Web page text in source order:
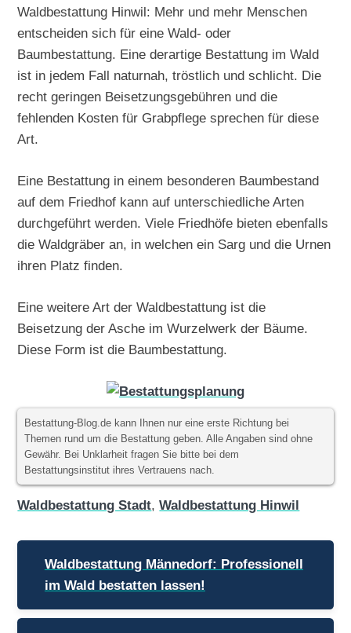
Waldbestattung Hinwil: Mehr und mehr Menschen
entscheiden sich für eine Wald- oder
Baumbestattung. Eine derartige Bestattung im Wald
ist in jedem Fall naturnah, tröstlich und schlicht. Die
recht geringen Beisetzungsgebühren und die
fehlenden Kosten für Grabpflege sprechen für diese
Art.
Eine Bestattung in einem besonderen Baumbestand
auf dem Friedhof kann auf unterschiedliche Arten
durchgeführt werden. Viele Friedhöfe bieten ebenfalls
die Waldgräber an, in welchen ein Sarg und die Urnen
ihren Platz finden.
Eine weitere Art der Waldbestattung ist die
Beisetzung der Asche im Wurzelwerk der Bäume.
Diese Form ist die Baumbestattung.
Bestattung-Blog.de kann Ihnen nur eine erste Richtung bei
Themen rund um die Bestattung geben. Alle Angaben sind ohne
Gewähr. Bei Unklarheit fragen Sie bitte bei dem
Bestattungsinstitut ihres Vertrauens nach.
Waldbestattung Stadt,Waldbestattung Hinwil
Beitragsnavigation
Waldbestattung Männedorf: Professionell
im Wald bestatten lassen!